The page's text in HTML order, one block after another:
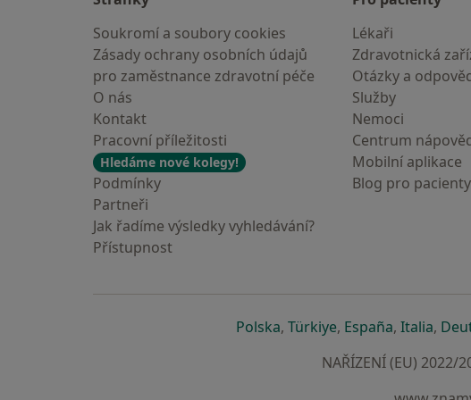
Soukromí a soubory cookies
Zásady ochrany osobních údajů
pro zaměstnance zdravotní péče
O nás
Kontakt
Pracovní příležitosti
Hledáme nové kolegy!
Podmínky
Partneři
Jak řadíme výsledky vyhledávání?
Přístupnost
Lékaři
Zdravotnická
Otázky a
Služby
Nemoci
Centrum
Mobilní aplikace
Blog pro pacienty
Polskase otevře v nové záložce
, Türkiyese otevře v nové
, Españase otevře v
, Italiase
,
NAŘÍZENÍ (EU) 2022/